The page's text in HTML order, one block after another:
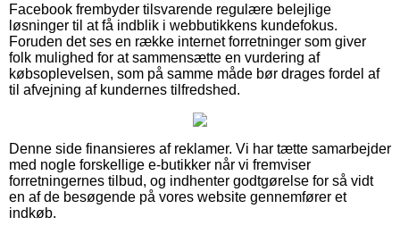
Facebook frembyder tilsvarende regulære belejlige
løsninger til at få indblik i webbutikkens kundefokus.
Foruden det ses en række internet forretninger som giver
folk mulighed for at sammensætte en vurdering af
købsoplevelsen, som på samme måde bør drages fordel af
til afvejning af kundernes tilfredshed.
Denne side finansieres af reklamer. Vi har tætte samarbejder
med nogle forskellige e-butikker når vi fremviser
forretningernes tilbud, og indhenter godtgørelse for så vidt
en af de besøgende på vores website gennemfører et
indkøb.